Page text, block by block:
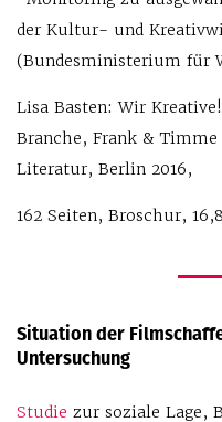
der Kultur- und
(Bundesministerium für
Lisa Basten: Wir
Branche, Frank &
Literatur, Berlin 2016,
162 Seiten, Broschur,
Situation der
Untersuchung
Studie zur soziale Lage,